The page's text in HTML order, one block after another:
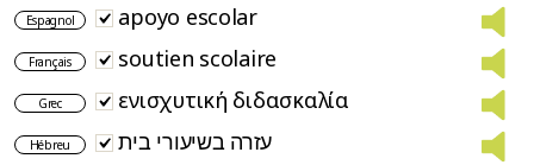
Espagnol apoyo escolar
Français soutien scolaire
Grec ενισχυτική διδασκαλία
Hébreu עזרה בשיעורי בית